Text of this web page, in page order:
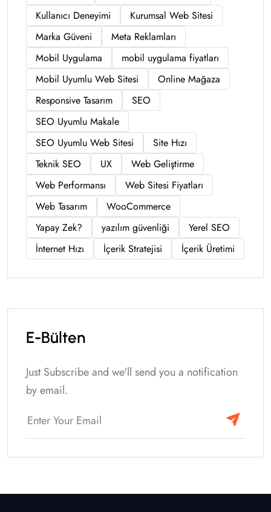
Kullanıcı Deneyimi
Kurumsal Web Sitesi
Marka Güveni
Meta Reklamları
Mobil Uygulama
mobil uygulama fiyatları
Mobil Uyumlu Web Sitesi
Online Mağaza
Responsive Tasarım
SEO
SEO Uyumlu Makale
SEO Uyumlu Web Sitesi
Site Hızı
Teknik SEO
UX
Web Geliştirme
Web Performansı
Web Sitesi Fiyatları
Web Tasarım
WooCommerce
Yapay Zek?
yazılım güvenliği
Yerel SEO
İnternet Hızı
İçerik Stratejisi İçerik Üretimi
E-Bülten
Just Subscribe and we'll send you a notification
by email.